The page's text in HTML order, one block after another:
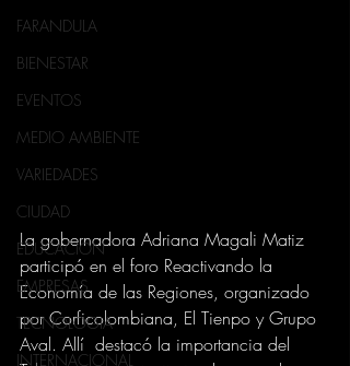
FARANDULA
BIENESTAR
EVENTOS
MEDIO AMBIENTE
VARIEDADES
CIUDAD
EDUCACION
EMPRESAS
TECNOLOGIA
INTERNACIONAL
La gobernadora Adriana Magali Matiz
participó en el foro Reactivando la
Economía de las Regiones, organizado
por Corficolombiana, El Tienpo y Grupo
Aval. Allí  destacó la importancia del